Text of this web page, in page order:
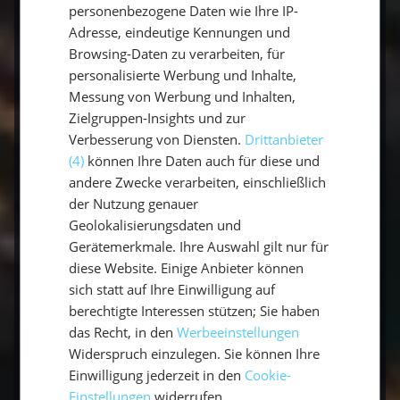
Vorkenntnisse kann einSegeltörngebucht
werden. Segeln rangiert unter den
beliebtesten Mitmachurlauben mit
ausgezeichnetem Erlebnischarakter.
Die Fortbewegung durch die Unterstützung
der Windkraft rundet das Naturfeeling dieses
Urlaubs ab. Das Zusammenleben im Team auf
der Segelyacht baut die Scheu vor der
unbekannten Größe des Segelns ab. Eine
erfahrene Crew begleitet euch durch diesen
unvergesslichen Urlaub. Angereichert mit
vielen Tipps und Tricks rund ums Segeln,
macht eineSegelreiseeuch mit der Materie
des Segelns vertraut. DerSegelurlaublässt
euch raus aus euerer Komfortzone und rein ins
personenbezogene Daten wie Ihre IP-
Adresse, eindeutige Kennungen und
Browsing-Daten zu verarbeiten, für
personalisierte Werbung und Inhalte,
Messung von Werbung und Inhalten,
Zielgruppen-Insights und zur
Verbesserung von Diensten. Drittanbieter
(4) können Ihre Daten auch für diese und
andere Zwecke verarbeiten, einschließlich
der Nutzung genauer
Geolokalisierungsdaten und
Gerätemerkmale. Ihre Auswahl gilt nur für
diese Website. Einige Anbieter können
sich statt auf Ihre Einwilligung auf
berechtigte Interessen stützen; Sie haben
das Recht, in denWerbeeinstellungen
Widerspruch einzulegen. Sie können Ihre
Einwilligung jederzeit in den Cookie-
Einstellungen widerrufen.